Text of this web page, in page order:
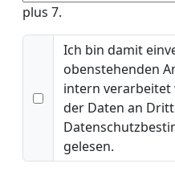
plus 7.
Ich bin damit
obenstehenden
intern verarbeitet
der Daten an
gelesen.